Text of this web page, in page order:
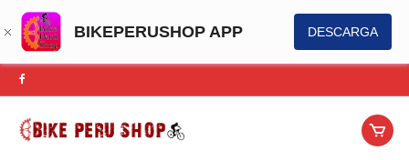
BIKEPERUSHOP APP DESCARGA
Saltar
al
contenido